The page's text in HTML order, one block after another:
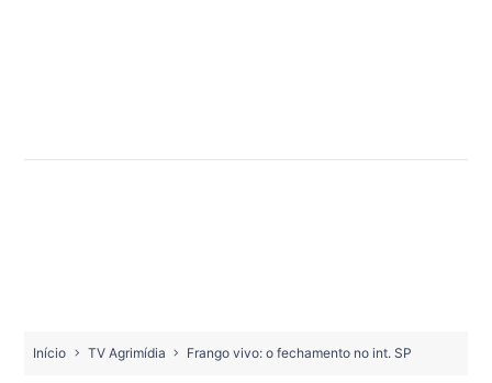
Início TV Agrimídia Frango vivo: o fechamento no int. SP